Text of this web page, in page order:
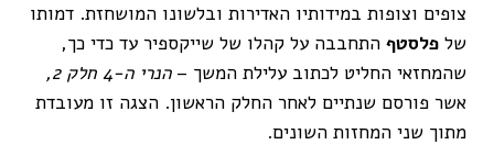
צופים וצופות במידותיו האדירות ובלשונו המושחזת. דמותו
של פלסטף התחבבה על קהלו של שייקספיר עד כדי כך,
שהמחזאי החליט לכתוב עלילת המשך –הנרי ה-4 חלק 2,
אשר פורסם שנתיים לאחר החלק הראשון. הצגה זו מעובדת
מתוך שני המחזות השונים.